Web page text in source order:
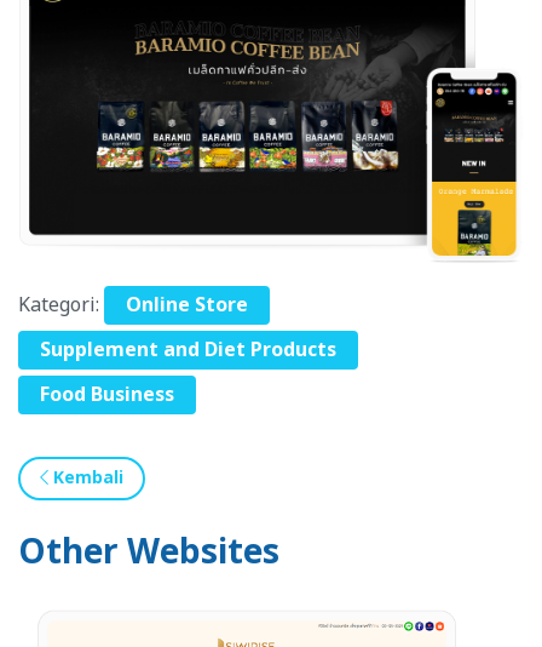
Kategori:
Online Store
Supplement and Diet Products
Food Business
Kembali
Other Websites